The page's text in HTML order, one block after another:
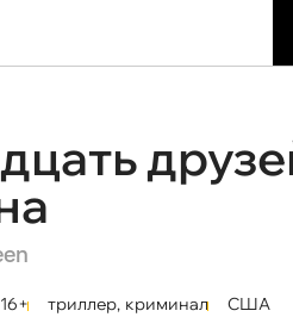
16+ триллер, криминал США